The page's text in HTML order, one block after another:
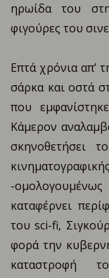
ηρωίδα του
φιγούρες του
Επτά χρόνια απ’
σάρκα και οστά
που
Κάμερον
σκηνοθετήσει
-
καταφέρνει
του sci-fi,
φορά την
καταστροφή